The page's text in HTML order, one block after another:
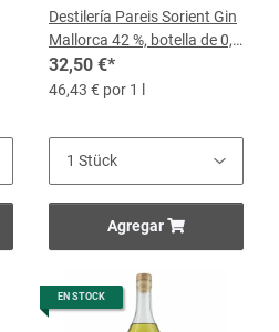
Destilería Pareis Sorient Gin
Mallorca 42 %, botella de 0,7
l32,50 €*
46,43 € por 1 l
Agregar
EN STOCK